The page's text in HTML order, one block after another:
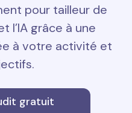
pour tailleur de
l’IA grâce à une
à votre activité et
gratuit